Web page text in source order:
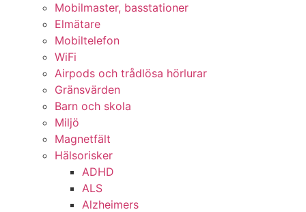
Mobilmaster, basstationer
Elmätare
Mobiltelefon
WiFi
Airpods och trådlösa hörlurar
Gränsvärden
Barn och skola
Miljö
Magnetfält
Hälsorisker
ADHD
ALS
Alzheimers